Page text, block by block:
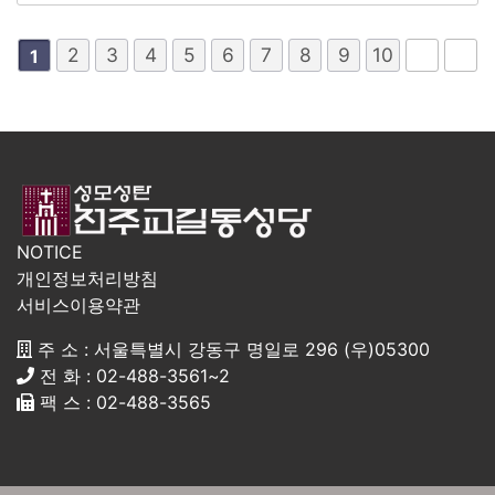
1 2 3 4 5 6 7 8 9 10
NOTICE
개인정보처리방침
서비스이용약관
주 소 : 서울특별시 강동구 명일로 296 (우)05300
전 화 : 02-488-3561~2
팩 스 : 02-488-3565